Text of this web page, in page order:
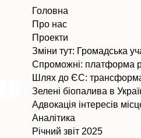
Головна
Про нас
Проекти
Зміни тут: Громадська
Спроможні: платформа
Шлях до ЄС:
Зелені біопалива в
Адвокація інтересів
Аналітика
Річний звіт 2025